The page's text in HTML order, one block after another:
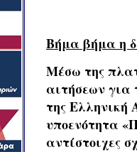
Βήμα βήμα η
Μέσω της
αιτήσεων για
της Ελληνική
υποενότητα
αντίστοιχες